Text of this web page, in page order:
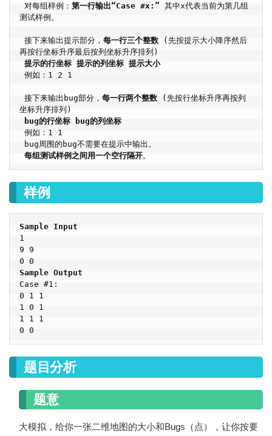
对每组样例： 第一行输出“Case #x:” 其中x代表当前为第几组
测试样例。
接下来输出提示部分， 每一行三个整数 (先按提示大小降序然后
再按行坐标升序最后按列坐标升序排列)
提示的行坐标 提示的列坐标 提示大小
接下来输出bug部分， 每一行两个整数 (先按行坐标升序再按列
坐标升序排列)
bug的行坐标 bug的列坐标
每组测试样例之间用一个空行隔开。
样例
Sample Input
1
9 9
0 0
Sample Output
Case #1:
0 1 1
1 0 1
1 1 1
0 0
题目分析
题意
大模拟，给你一张二维地图的大小和Bugs（点），让你按要